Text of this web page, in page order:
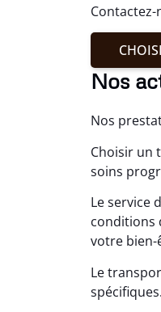
Nos
Nos
Choisir un
soins
Le service
conditions
votre bien-
Le